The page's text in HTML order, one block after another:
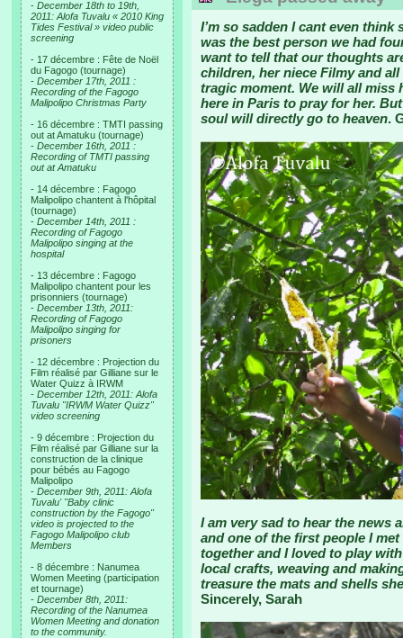
- December 18th to 19th,
2011: Alofa Tuvalu « 2010 King
Tides Festival » video public
screening
- 17 décembre : Fête de Noël
du Fagogo (tournage)
- December 17th, 2011 :
Recording of the Fagogo
Malipolipo Christmas Party
- 16 décembre : TMTI passing
out at Amatuku (tournage)
- December 16th, 2011 :
Recording of TMTI passing
out at Amatuku
- 14 décembre : Fagogo
Malipolipo chantent à l'hôpital
(tournage)
- December 14th, 2011 :
Recording of Fagogo
Malipolipo singing at the
hospital
- 13 décembre : Fagogo
Malipolipo chantent pour les
prisonniers (tournage)
- December 13th, 2011:
Recording of Fagogo
Malipolipo singing for
prisoners
- 12 décembre : Projection du
Film réalisé par Gilliane sur le
Water Quizz à IRWM
- December 12th, 2011: Alofa
Tuvalu "IRWM Water Quizz"
video screening
- 9 décembre : Projection du
Film réalisé par Gilliane sur la
construction de la clinique
pour bébés au Fagogo
Malipolipo
- December 9th, 2011: Alofa
Tuvalu' "Baby clinic
construction by the Fagogo"
video is projected to the
Fagogo Malipolipo club
Members
- 8 décembre : Nanumea
Women Meeting (participation
et tournage)
- December 8th, 2011:
Recording of the Nanumea
Women Meeting and donation
to the community.
I’m so sadden I cant even think
was the best person we had
want to tell that our thoughts
children, her niece Filmy and
tragic moment. We will all miss
here in Paris to pray for her.
soul will directly go to heaven.
I am very sad to hear the news
and one of the first people I
together and I loved to play
local crafts, weaving and
treasure the mats and shells
Sincerely, Sarah